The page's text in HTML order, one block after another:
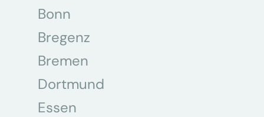
Bonn
Bregenz
Bremen
Dortmund
Essen